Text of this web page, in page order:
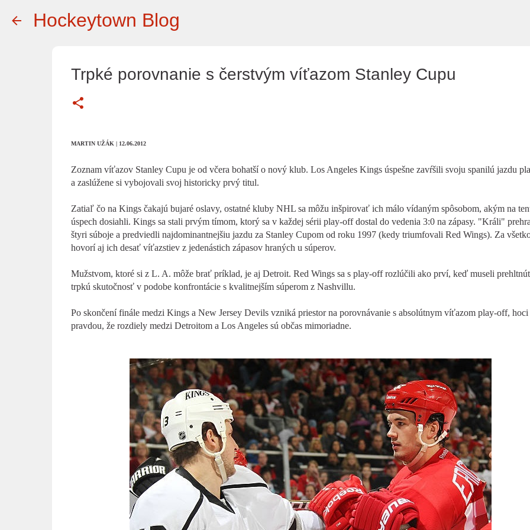
Hockeytown Blog
Trpké porovnanie s čerstvým víťazom Stanley Cupu
MARTIN UŽÁK | 12.06.2012
Zoznam víťazov Stanley Cupu je od včera bohatší o nový klub. Los Angeles Kings úspešne zavŕšili svoju spanilú jazdu
a zaslúžene si vybojovali svoj historicky prvý titul.
Zatiaľ čo na Kings čakajú bujaré oslavy, ostatné kluby NHL sa môžu inšpirovať ich málo vídaným spôsobom, akým na
úspech dosiahli. Kings sa stali prvým tímom, ktorý sa v každej sérii play-off dostal do vedenia 3:0 na zápasy. "Králi"
štyri súboje a predviedli najdominantnejšiu jazdu za Stanley Cupom od roku 1997 (kedy triumfovali Red Wings). Za
hovorí aj ich desať víťazstiev z jedenástich zápasov hraných u súperov.
Mužstvom, ktoré si z L. A. môže brať príklad, je aj Detroit. Red Wings sa s play-off rozlúčili ako prví, keď museli
trpkú skutočnosť v podobe konfrontácie s kvalitnejším súperom z Nashvillu.
Po skončení finále medzi Kings a New Jersey Devils vzniká priestor na porovnávanie s absolútnym víťazom play-off, hoci
pravdou, že rozdiely medzi Detroitom a Los Angeles sú občas mimoriadne.